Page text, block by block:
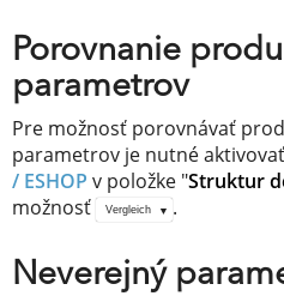
Porovnanie
parametrov
Pre možnosť porovnávať
parametrov je nutné
/ ESHOP v položke "Struktur
možnosť
Vergleich .
Neverejný